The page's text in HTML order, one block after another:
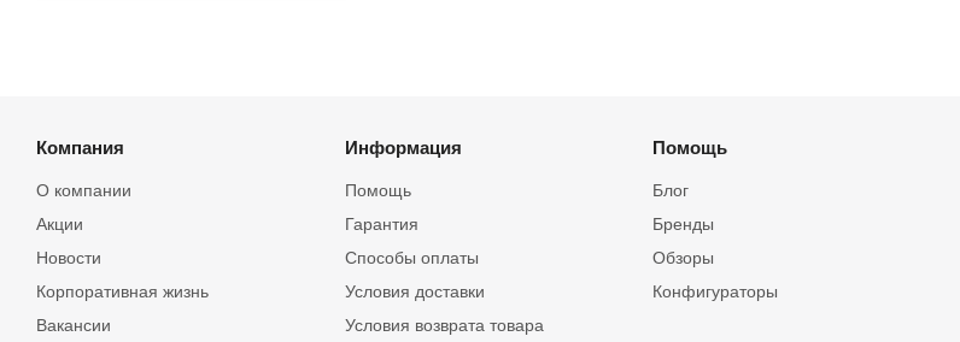
Компания
О компании
Акции
Новости
Корпоративная жизнь
Вакансии
Информация
Помощь
Гарантия
Способы оплаты
Условия доставки
Условия возврата товара
Помощь
Блог
Бренды
Обзоры
Конфигураторы